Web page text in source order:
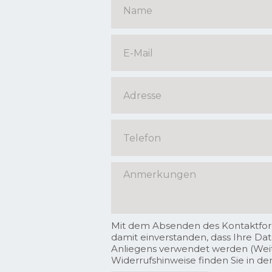
Mit dem Absenden des
damit einverstanden, dass Ihre
Anliegens verwendet werden
Widerrufshinweise finden Sie in